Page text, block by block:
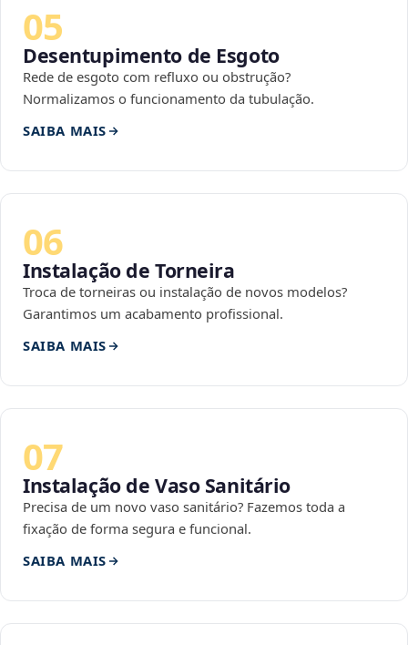
05
Desentupimento de Esgoto
Rede de esgoto com refluxo ou obstrução?
Normalizamos o funcionamento da tubulação.
SAIBA MAIS
06
Instalação de Torneira
Troca de torneiras ou instalação de novos modelos?
Garantimos um acabamento profissional.
SAIBA MAIS
07
Instalação de Vaso Sanitário
Precisa de um novo vaso sanitário? Fazemos toda a
fixação de forma segura e funcional.
SAIBA MAIS